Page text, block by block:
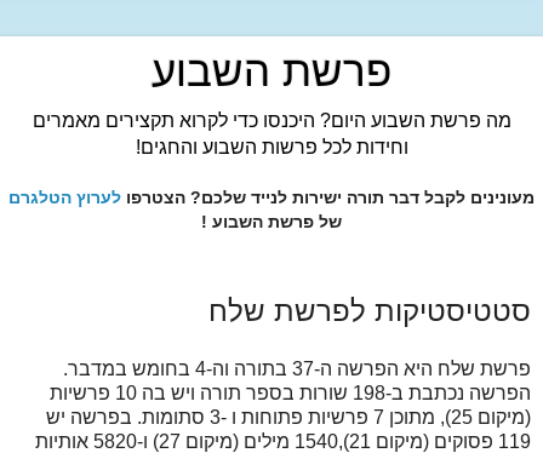
פרשת השבוע
מה פרשת השבוע היום? היכנסו כדי לקרוא תקצירים מאמרים
וחידות לכל פרשות השבוע והחגים!
מעונינים לקבל דבר תורה ישירות לנייד שלכם? הצטרפו לערוץ הטלגרם
של פרשת השבוע !
סטטיסטיקות לפרשת שלח
פרשת שלח היא הפרשה ה-37 בתורה וה-4 בחומש במדבר.
הפרשה נכתבת ב-198 שורות בספר תורה ויש בה 10 פרשיות
(מיקום 25), מתוכן 7 פרשיות פתוחות ו -3 סתומות. בפרשה יש
119 פסוקים (מיקום 21),1540 מילים (מיקום 27) ו-5820 אותיות